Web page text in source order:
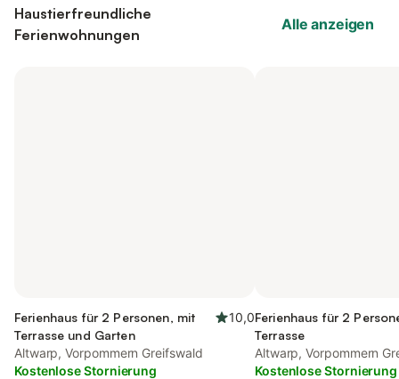
Haustierfreundliche
Ferienwohnungen
Alle anzeigen
Ferienhaus für 2 Personen, mit
Terrasse und Garten
10,0
Altwarp, Vorpommern Greifswald
Kostenlose Stornierung
Ferienhaus für 2
Terrasse
Altwarp, Vorpommern
Kostenlose Stornierung